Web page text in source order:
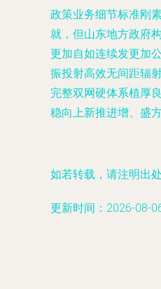
政策业务细节标准刚
就，但山东地方政府
更加自如连续发更加
振投射高效无间距辐
完整双网硬体系植厚
稳向上新推进增、盛
如若转载，请注明出
更新时间：2026-08-